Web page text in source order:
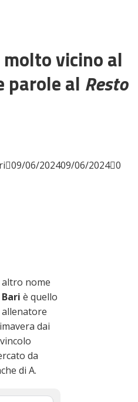
molto vicino al
parole al Resto
09/06/202409/06/2024 0
altro nome
Bari è quello
allenatore
dai
da
di A.